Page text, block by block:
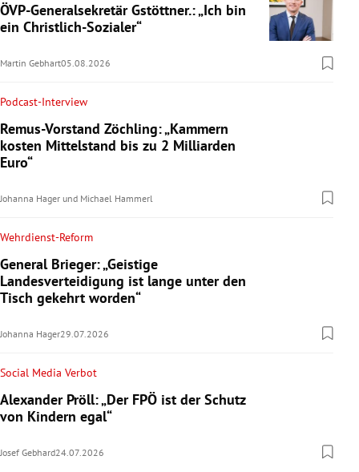
ÖVP-Generalsekretär Gstöttner.: „Ich bin
ein Christlich-Sozialer“
Martin Gebhart05.08.2026
Podcast-Interview
Remus-Vorstand Zöchling: „Kammern
kosten Mittelstand bis zu 2 Milliarden
Euro“
Johanna Hager und Michael Hammerl
Wehrdienst-Reform
General Brieger: „Geistige
Landesverteidigung ist lange unter den
Tisch gekehrt worden“
Johanna Hager29.07.2026
Social Media Verbot
Alexander Pröll: „Der FPÖ ist der Schutz
von Kindern egal“
Josef Gebhard24.07.2026